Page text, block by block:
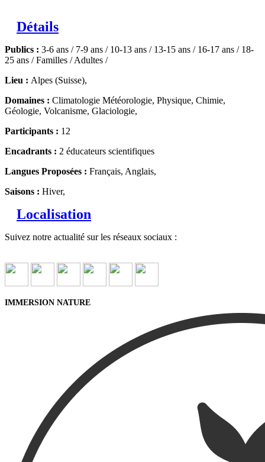
Détails
Publics : 3-6 ans / 7-9 ans / 10-13 ans / 13-15 ans / 16-17 ans / 18-
25 ans / Familles / Adultes /
Lieu : Alpes (Suisse),
Domaines : Climatologie Météorologie, Physique, Chimie,
Géologie, Volcanisme, Glaciologie,
Participants : 12
Encadrants : 2 éducateurs scientifiques
Langues Proposées : Français, Anglais,
Saisons : Hiver,
Localisation
Suivez notre actualité sur les réseaux sociaux :
IMMERSION NATURE